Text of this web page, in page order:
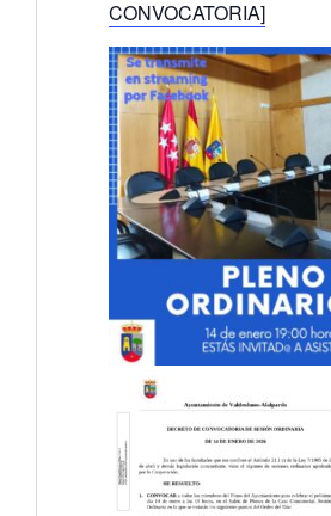
CONVOCATORIA]